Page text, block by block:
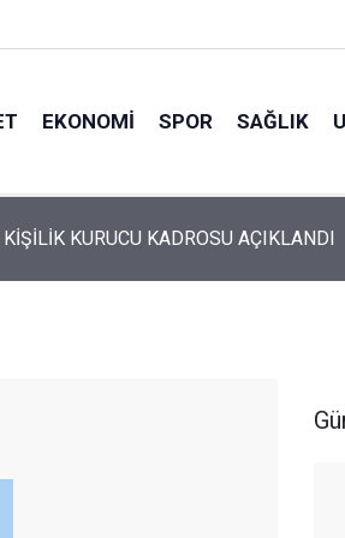
EKONOMI SPOR SAĞLIK
YÖNETİMİNİ AÇIKLADI